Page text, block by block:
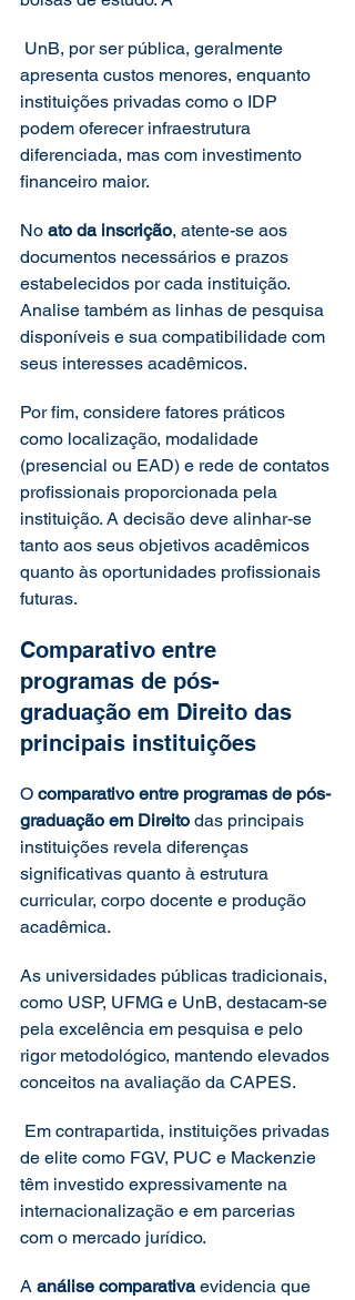
UnB, por ser pública, geralmente
apresenta custos menores, enquanto
instituições privadas como o IDP
podem oferecer infraestrutura
diferenciada, mas com investimento
financeiro maior.
No ato da inscrição, atente-se aos
documentos necessários e prazos
estabelecidos por cada instituição.
Analise também as linhas de pesquisa
disponíveis e sua compatibilidade com
seus interesses acadêmicos.
Por fim, considere fatores práticos
como localização, modalidade
(presencial ou EAD) e rede de contatos
profissionais proporcionada pela
instituição. A decisão deve alinhar-se
tanto aos seus objetivos acadêmicos
quanto às oportunidades profissionais
futuras.
Comparativo entre
programas de pós-
graduação em Direito das
principais instituições
O comparativo entre programas de pós-
graduação em Direito das principais
instituições revela diferenças
significativas quanto à estrutura
curricular, corpo docente e produção
acadêmica.
As universidades públicas tradicionais,
como USP, UFMG e UnB, destacam-se
pela excelência em pesquisa e pelo
rigor metodológico, mantendo elevados
conceitos na avaliação da CAPES.
Em contrapartida, instituições privadas
de elite como FGV, PUC e Mackenzie
têm investido expressivamente na
internacionalização e em parcerias
com o mercado jurídico.
A análise comparativa evidencia que